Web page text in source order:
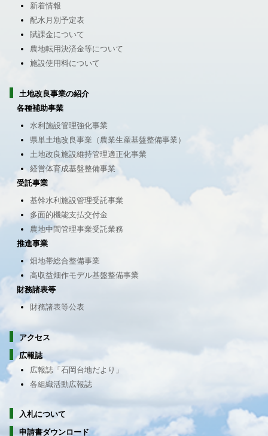
新着情報
配水月別予定表
賦課金について
農地転用決済金等について
施設使用料について
土地改良事業の紹介
各種補助事業
水利施設管理強化事業
県単土地改良事業（農業生産基盤整備事業）
土地改良施設維持管理適正化事業
経営体育成基盤整備事業
受託事業
基幹水利施設管理受託事業
多面的機能支払交付金
農地中間管理事業受託業務
推進事業
畑地帯総合整備事業
高収益畑作モデル基盤整備事業
財務諸表等
財務諸表等公表
アクセス
広報誌
広報誌「石岡台地だより」
各組織活動広報誌
入札について
申請書ダウンロード